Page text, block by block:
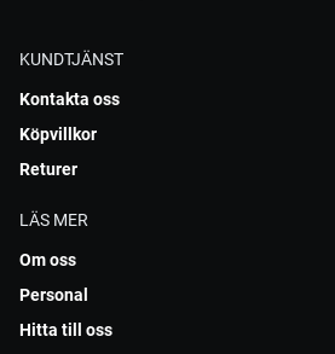
KUNDTJÄNST
Kontakta oss
Köpvillkor
Returer
LÄS MER
Om oss
Personal
Hitta till oss